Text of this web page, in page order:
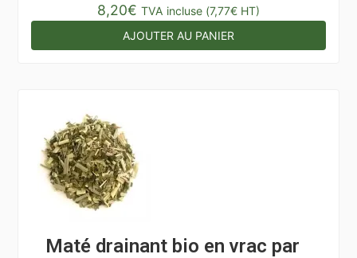
8,20€ TVA incluse (7,77€ HT)
AJOUTER AU PANIER
Maté drainant bio en vrac par